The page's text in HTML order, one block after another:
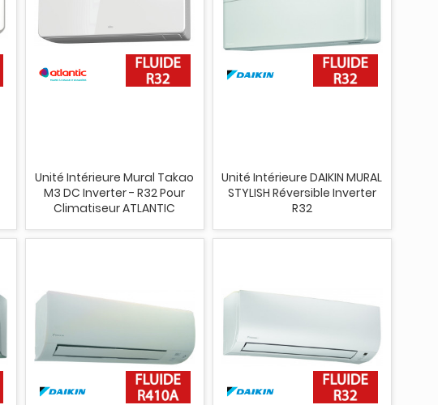
Unité Intérieure Mural Takao
M3 DC Inverter - R32 Pour
Climatiseur ATLANTIC
Unité Intérieure DAIKIN MURAL
STYLISH Réversible Inverter
R32